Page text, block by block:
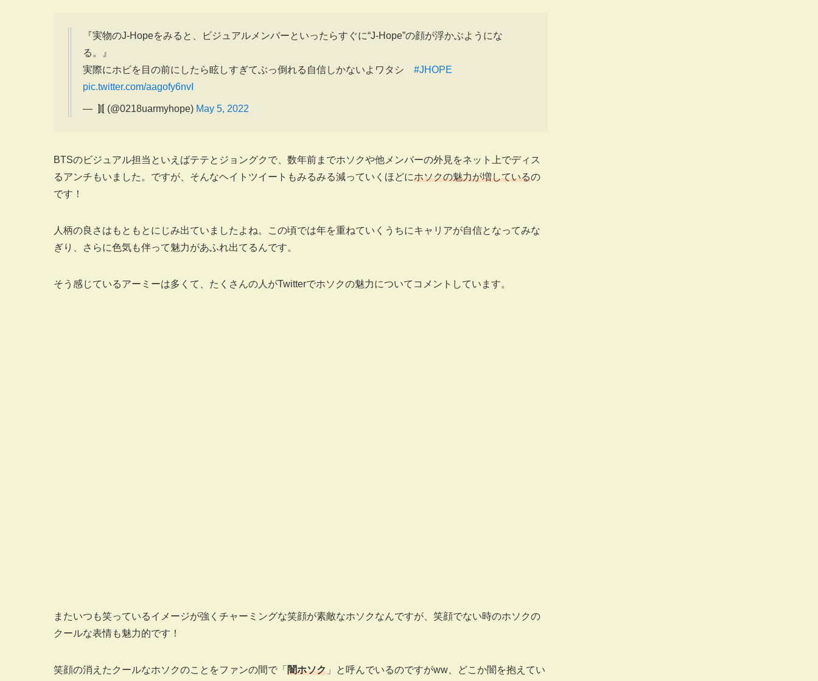
『実物のJ-Hopeをみると、ビジュアルメンバーといったらすぐに“J-Hope”の顔が浮かぶようにな
る。』
実際にホビを目の前にしたら眩しすぎてぶっ倒れる自信しかないよワタシ #JHOPE
pic.twitter.com/aagofy6nvI
— ️ ​⟭⟬ (@0218uarmyhope) May 5, 2022
BTSのビジュアル担当といえばテテとジョングクで、数年前までホソクや他メンバーの外見をネット上でディス
るアンチもいました。ですが、そんなヘイトツイートもみるみる減っていくほどにホソクの魅力が増しているの
です！
人柄の良さはもともとにじみ出ていましたよね。この頃では年を重ねていくうちにキャリアが自信となってみな
ぎり、さらに色気も伴って魅力があふれ出てるんです。
そう感じているアーミーは多くて、たくさんの人がTwitterでホソクの魅力についてコメントしています。
またいつも笑っているイメージが強くチャーミングな笑顔が素敵なホソクなんですが、笑顔でない時のホソクの
クールな表情も魅力的です！
笑顔の消えたクールなホソクのことをファンの間で「 闇ホソク 」と呼んでいるのですがww、どこか闇を抱えてい